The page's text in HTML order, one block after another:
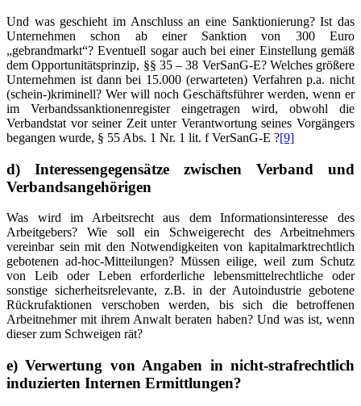
Und was geschieht im Anschluss an eine Sanktionierung? Ist das
Unternehmen schon ab einer Sanktion von 300 Euro
„gebrandmarkt“? Eventuell sogar auch bei einer Einstellung gemäß
dem Opportunitätsprinzip, §§ 35 – 38 VerSanG-E? Welches größere
Unternehmen ist dann bei 15.000 (erwarteten) Verfahren p.a. nicht
(schein-)kriminell? Wer will noch Geschäftsführer werden, wenn er
im Verbandssanktionenregister eingetragen wird, obwohl die
Verbandstat vor seiner Zeit unter Verantwortung seines Vorgängers
begangen wurde, § 55 Abs. 1 Nr. 1 lit. f VerSanG-E ?[9]
d) Interessengegensätze zwischen Verband und
Verbandsangehörigen
Was wird im Arbeitsrecht aus dem Informationsinteresse des
Arbeitgebers? Wie soll ein Schweigerecht des Arbeitnehmers
vereinbar sein mit den Notwendigkeiten von kapitalmarktrechtlich
gebotenen ad-hoc-Mitteilungen? Müssen eilige, weil zum Schutz
von Leib oder Leben erforderliche lebensmittelrechtliche oder
sonstige sicherheitsrelevante, z.B. in der Autoindustrie gebotene
Rückrufaktionen verschoben werden, bis sich die betroffenen
Arbeitnehmer mit ihrem Anwalt beraten haben? Und was ist, wenn
dieser zum Schweigen rät?
e) Verwertung von Angaben in nicht-strafrechtlich
induzierten Internen Ermittlungen?